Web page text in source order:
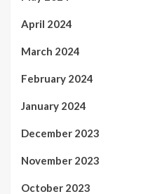
April 2024
March 2024
February 2024
January 2024
December 2023
November 2023
October 2023